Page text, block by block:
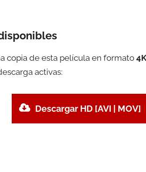
copia de esta película en formato 4K
activas:
Descargar HD [AVI | MOV]